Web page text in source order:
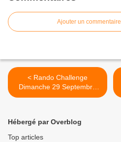
Ajouter un commentaire
< Rando Challenge
Dimanche 29 Septembre
2013
Hébergé par Overblog
Top articles